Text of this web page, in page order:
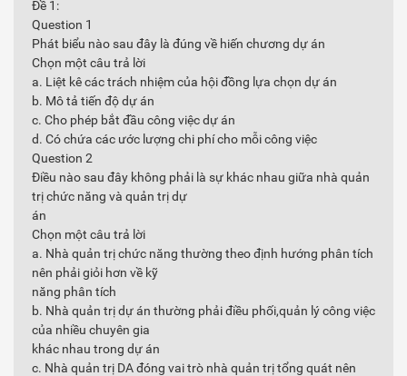
Đề 1:
Question 1
Phát biểu nào sau đây là đúng về hiến chương dự án
Chọn một câu trả lời
a. Liệt kê các trách nhiệm của hội đồng lựa chọn dự án
b. Mô tả tiến độ dự án
c. Cho phép bắt đầu công việc dự án
d. Có chứa các ước lượng chi phí cho mỗi công việc
Question 2
Điều nào sau đây không phải là sự khác nhau giữa nhà quản
trị chức năng và quản trị dự
án
Chọn một câu trả lời
a. Nhà quản trị chức năng thường theo định hướng phân tích
nên phải giỏi hơn về kỹ
năng phân tích
b. Nhà quản trị dự án thường phải điều phối,quản lý công việc
của nhiều chuyên gia
khác nhau trong dự án
c. Nhà quản trị DA đóng vai trò nhà quản trị tổng quát nên